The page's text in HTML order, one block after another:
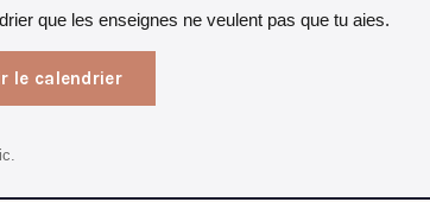
que les enseignes ne veulent pas que tu aies.
le calendrier